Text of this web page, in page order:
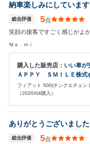
納車楽しみにしています
総合評価 5点
笑顔の接客ですごく感じがよ
Ｍａ．ｍｉ
購入した販売店： いい車
ＡＰＰＹ ＳＭＩＬＥ株式
フィアット 500(チンクエチェン
（2020/04購入）
ありがとうございました
総合評価 5点